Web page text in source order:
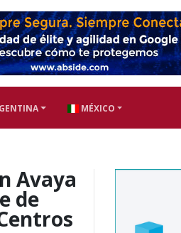
MÉXICO
Avaya
de